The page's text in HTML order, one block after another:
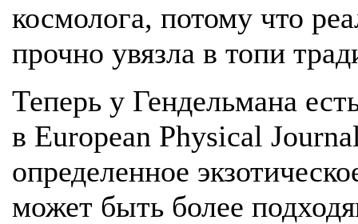
космолога, потому что
прочно увязла в топи
Теперь у Гендельмана
в European Physical
определенное
может быть более